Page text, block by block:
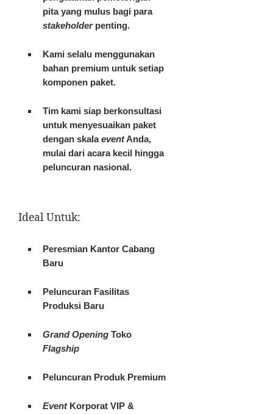
pita yang mulus bagi para
stakeholderpenting.
Kami selalu menggunakan
bahan premium untuk setiap
komponen paket.
Tim kami siap berkonsultasi
untuk menyesuaikan paket
dengan skalaeventAnda,
mulai dari acara kecil hingga
peluncuran nasional.
Ideal Untuk:
Peresmian Kantor Cabang
Baru
Peluncuran Fasilitas
Produksi Baru
Grand Opening Toko
Flagship
Peluncuran Produk Premium
EventKorporat VIP &